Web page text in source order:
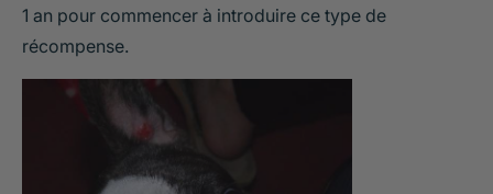
1 an pour commencer à introduire ce type de
récompense.